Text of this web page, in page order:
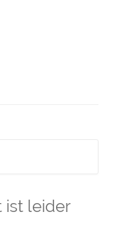
ist leider